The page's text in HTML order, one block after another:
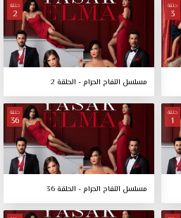
حلقة
3
حلقة
2
مسلسل التفاح الحرام - الحلقة 2
حلقة
1
حلقة
36
مسلسل التفاح الحرام - الحلقة 36